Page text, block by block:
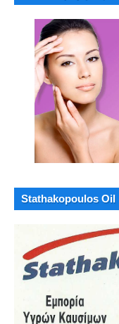
Stathakopoulos Oil